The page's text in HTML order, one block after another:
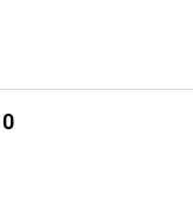
0 דירוגים